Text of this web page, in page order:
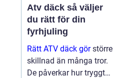
Atv däck så väljer
du rätt för din
fyrhjuling
Rätt ATV däck görstörre
skillnad än många tror.
De påverkar hur tryggt